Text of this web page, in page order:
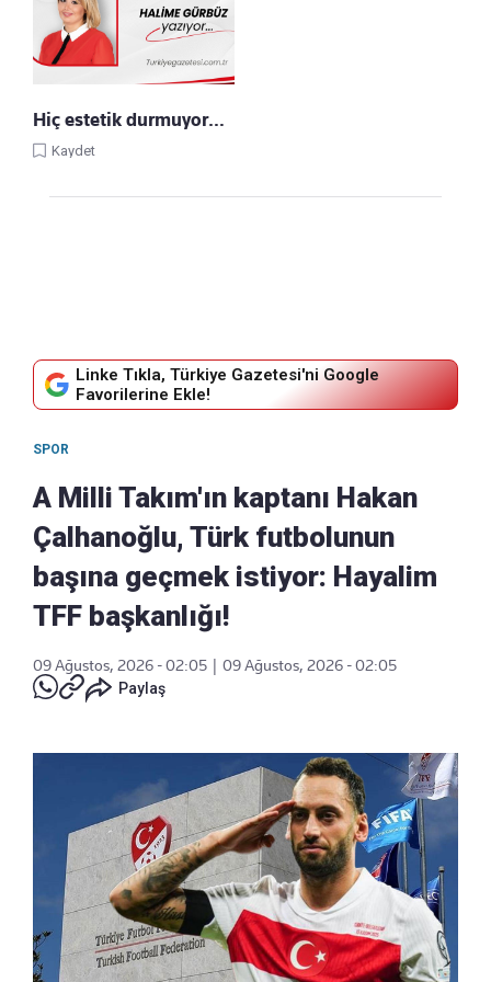
Hiç estetik durmuyor…
Kaydet
Linke Tıkla, Türkiye Gazetesi'ni Google
Favorilerine Ekle!
SPOR
A Milli Takım'ın kaptanı Hakan
Çalhanoğlu, Türk futbolunun
başına geçmek istiyor: Hayalim
TFF başkanlığı!
09 Ağustos, 2026 - 02:05
09 Ağustos, 2026 - 02:05
Paylaş